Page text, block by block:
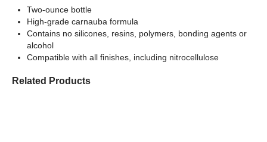
Two-ounce bottle
High-grade carnauba formula
Contains no silicones, resins, polymers, bonding agents or
alcohol
Compatible with all finishes, including nitrocellulose
Related Products